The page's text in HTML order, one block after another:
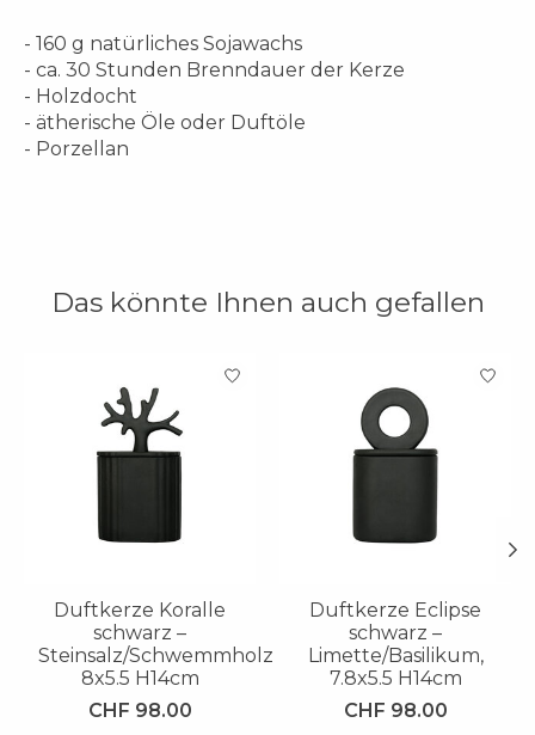
- 160 g natürliches Sojawachs
- ca. 30 Stunden Brenndauer der Kerze
- Holzdocht
- ätherische Öle oder Duftöle
- Porzellan
Das könnte Ihnen auch gefallen
Produkt-Karussell-Artikel
Duftkerze Koralle
schwarz –
Steinsalz/Schwemmholz
8x5.5 H14cm
CHF 98.00
Duftkerze Eclipse
schwarz –
Limette/Basilikum,
7.8x5.5 H14cm
CHF 98.00